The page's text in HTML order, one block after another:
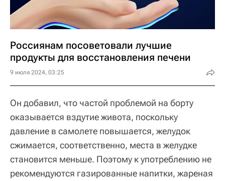
Россиянам посоветовали лучшие
продукты для восстановления печени
9 июля 2024, 03:25
Он добавил, что частой проблемой на борту
оказывается вздутие живота, поскольку
давление в самолете повышается, желудок
сжимается, соответственно, места в желудке
становится меньше. Поэтому к употреблению не
рекомендуются газированные напитки, жареная